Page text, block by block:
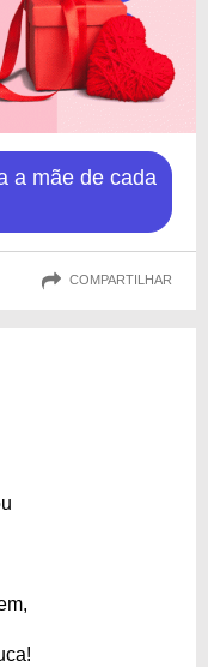
a mãe de cada
COMPARTILHAR